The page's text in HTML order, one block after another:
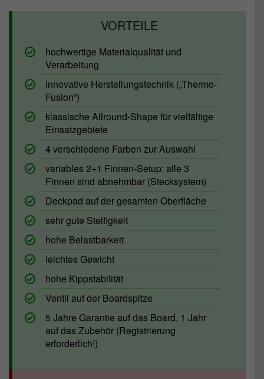
hochwertige Materialqualität und
Verarbeitung
innovative Herstellungstechnik („Thermo-
Fusion“)
klassische Allround-Shape für vielfältige
Einsatzgebiete
4 verschiedene Farben zur Auswahl
variables 2+1 Finnen-Setup: alle 3
Finnen sind abnehmbar (Stecksystem)
Deckpad auf der gesamten Oberfläche
sehr gute Steifigkeit
hohe Belastbarkeit
leichtes Gewicht
hohe Kippstabilität
Ventil auf der Boardspitze
5 Jahre Garantie auf das Board, 1 Jahr
auf das Zubehör (Registrierung
erforderlich!)